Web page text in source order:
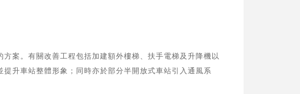
案。有關改善工程包括加建額外樓梯、扶手電梯及升降機以
升車站整體形象；同時亦於部分半開放式車站引入通風系